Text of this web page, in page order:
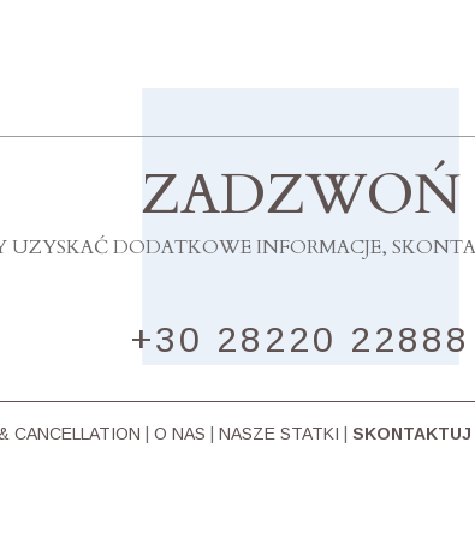
ZADZWOŃ
UZYSKAĆ DODATKOWE INFORMACJE,
+30 28220 22888
CΑΝCELLATION O NAS NASZE STATKI SKONTAKTUJ